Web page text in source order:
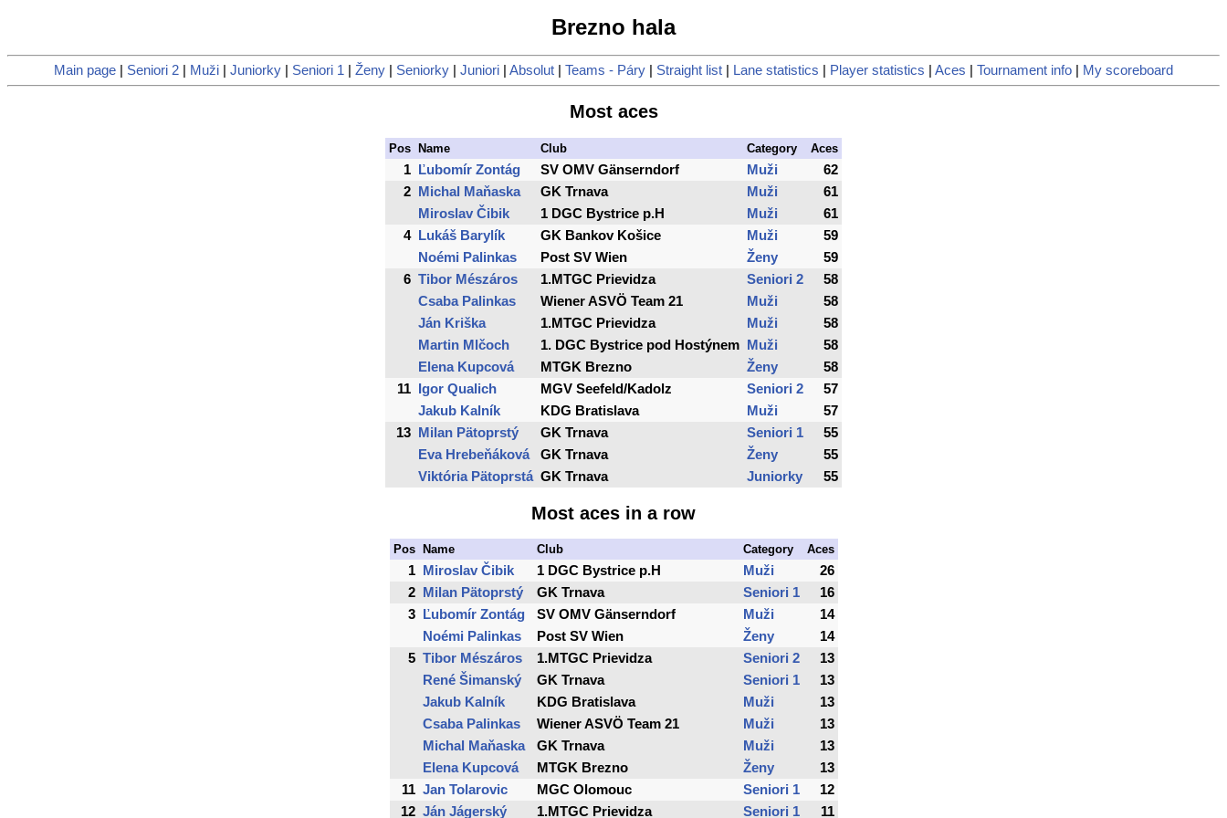
Brezno hala
Main page Seniori 2 Muži Juniorky Seniori 1 Ženy Seniorky Juniori Absolut Teams - Páry Straight list Lane statistics Player statistics Aces Tournament info My scoreboard
Most aces
Pos Name Club Category Aces
1 Ľubomír Zontág SV OMV Gänserndorf Muži
62
2
Michal Maňaska GK Trnava Muži
61
Miroslav Čibik
1 DGC Bystrice p.H Muži
61
4
Lukáš Barylík GK Bankov Košice Muži
59
Noémi Palinkas
Post SV Wien Ženy
59
6 Tibor Mészáros 1.MTGC Prievidza Seniori 2
58
Csaba Palinkas
Wiener ASVÖ Team 21 Muži
58
Ján Kriška
1.MTGC Prievidza Muži
58
Martin Mlčoch
1. DGC Bystrice pod Hostýnem Muži
58
Elena Kupcová
MTGK Brezno Ženy
58
11
Igor Qualich MGV Seefeld/Kadolz Seniori 2
57
Jakub Kalník
KDG Bratislava Muži
57
13
Milan Pätoprstý GK Trnava Seniori 1
55
Eva Hrebeňáková
GK Trnava Ženy
55
Viktória Pätoprstá GK Trnava Juniorky 55
Most aces in a row
Pos Name Club Category Aces
1 Miroslav Čibik 1 DGC Bystrice p.H Muži
26
2
Milan Pätoprstý GK Trnava Seniori 1
16
3
Ľubomír Zontág SV OMV Gänserndorf Muži
14
Noémi Palinkas
Post SV Wien Ženy
14
5 Tibor Mészáros 1.MTGC Prievidza Seniori 2
13
René Šimanský
GK Trnava Seniori 1
13
Jakub Kalník
KDG Bratislava Muži
13
Csaba Palinkas
Wiener ASVÖ Team 21 Muži
13
Michal Maňaska
GK Trnava Muži
13
Elena Kupcová
MTGK Brezno Ženy
13
11 Jan Tolarovic MGC Olomouc Seniori 1
12
12 Ján Jágerský 1.MTGC Prievidza Seniori 1 11